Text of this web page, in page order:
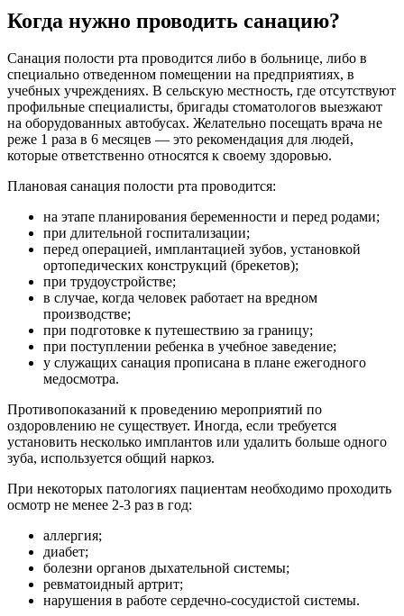
Когда нужно проводить санацию?
Санация полости рта проводится либо в больнице, либо в
специально отведенном помещении на предприятиях, в
учебных учреждениях. В сельскую местность, где отсутствуют
профильные специалисты, бригады стоматологов выезжают
на оборудованных автобусах. Желательно посещать врача не
реже 1 раза в 6 месяцев — это рекомендация для людей,
которые ответственно относятся к своему здоровью.
Плановая санация полости рта проводится:
на этапе планирования беременности и перед родами;
при длительной госпитализации;
перед операцией, имплантацией зубов, установкой
ортопедических конструкций (брекетов);
при трудоустройстве;
в случае, когда человек работает на вредном
производстве;
при подготовке к путешествию за границу;
при поступлении ребенка в учебное заведение;
у служащих санация прописана в плане ежегодного
медосмотра.
Противопоказаний к проведению мероприятий по
оздоровлению не существует. Иногда, если требуется
установить несколько имплантов или удалить больше одного
зуба, используется общий наркоз.
При некоторых патологиях пациентам необходимо проходить
осмотр не менее 2-3 раз в год:
аллергия;
диабет;
болезни органов дыхательной системы;
ревматоидный артрит;
нарушения в работе сердечно-сосудистой системы.